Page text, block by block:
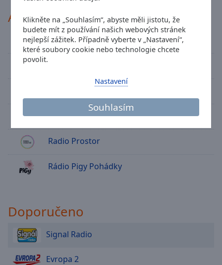
Klikněte na „Souhlasím“, abyste měli jistotu, že
budete mít z používání našich webových stránek
nejlepší zážitek. Případně vyberte v „Nastavení“,
které soubory cookie nebo technologie chcete
povolit.
Souhlasím
Nastavení
Area
Background
Opacity
Done
Modal
Dialog
Active Radio a.s.
Evropa 2
Frekvence 1
Bonton Radio
Radio Prostor
Rádio Pigy Pohádky
Doporučeno
Signal Radio
Evropa 2